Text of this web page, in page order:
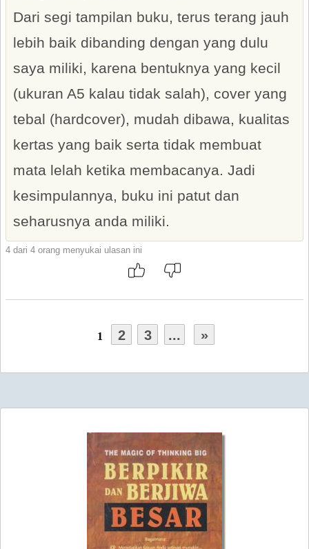
Dari segi tampilan buku, terus terang jauh
lebih baik dibanding dengan yang dulu
saya miliki, karena bentuknya yang kecil
(ukuran A5 kalau tidak salah), cover yang
tebal (hardcover), mudah dibawa, kualitas
kertas yang baik serta tidak membuat
mata lelah ketika membacanya. Jadi
kesimpulannya, buku ini patut dan
seharusnya anda miliki.
4 dari 4 orang menyukai ulasan ini
1 2 3 ... »